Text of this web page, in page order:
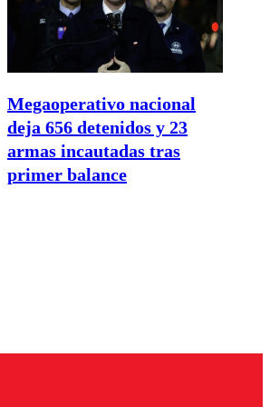
Megaoperativo nacional
deja 656 detenidos y 23
armas incautadas tras
primer balance